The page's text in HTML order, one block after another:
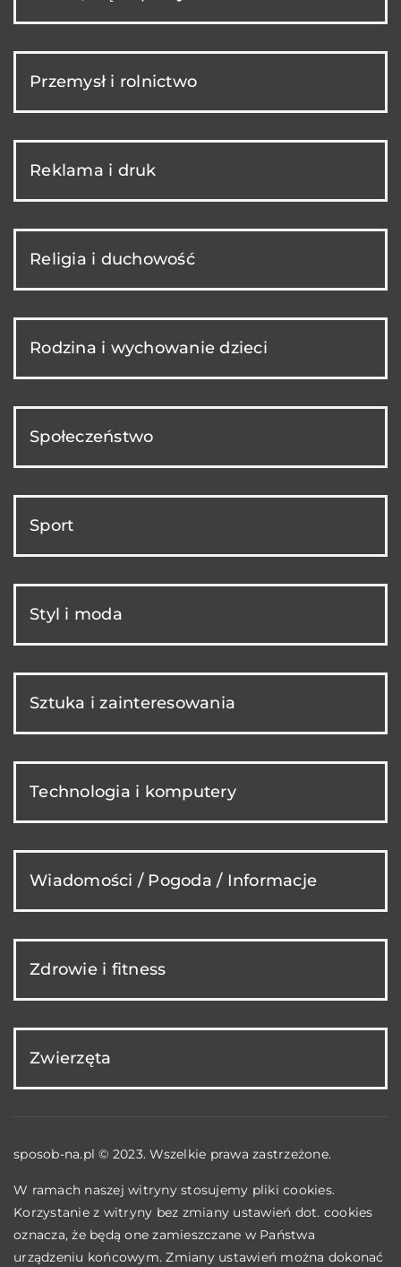
Przemysł i rolnictwo
Reklama i druk
Religia i duchowość
Rodzina i wychowanie dzieci
Społeczeństwo
Sport
Styl i moda
Sztuka i zainteresowania
Technologia i komputery
Wiadomości / Pogoda / Informacje
Zdrowie i fitness
Zwierzęta
sposob-na.pl © 2023. Wszelkie prawa zastrzeżone.
W ramach naszej witryny stosujemy pliki cookies.
Korzystanie z witryny bez zmiany ustawień dot. cookies
oznacza, że będą one zamieszczane w Państwa
urządzeniu końcowym. Zmiany ustawień można dokonać